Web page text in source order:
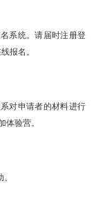
系统。请届时注册登
报名。
对申请者的材料进行
体验营。